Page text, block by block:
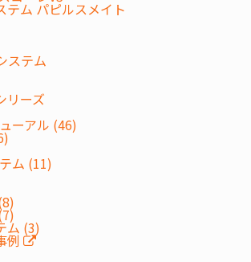
テム パピルスメイト
ステム
リーズ
ーアル (46)
ム (11)
ム (3)
例
の豊富なサイズを展開。さらに画面の
るので、設置場所や用途に合わせて幅
躍できます。
＞サービス/メニュー案内 ＜受付＞
介動画 ＜オフィス＞会議室の予約
程表・マニュアル
REQUEST DOCUMENTS